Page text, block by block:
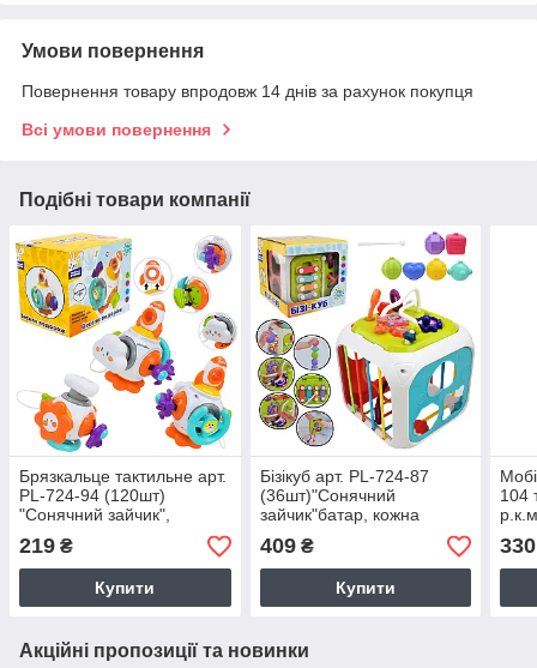
Умови повернення
Повернення товару впродовж 14 днів за рахунок покупця
Всі умови повернення
Подібні товари компанії
Брязкальце тактильне арт.
PL-724-94 (120шт)
"Сонячний зайчик",
тактильна 6в1,рухомі
частини, р-р13*12*14,5
см., у
219 ₴
Купити
Бізікуб арт. PL-724-87
(36шт)"Сонячний
зайчик"батар, кожна
панель активна, звук,
музика, р-р 14*14*14 см,
короб.15*17*15 см
409₴
Купити
104
/36/
330
Акційні пропозиції та новинки